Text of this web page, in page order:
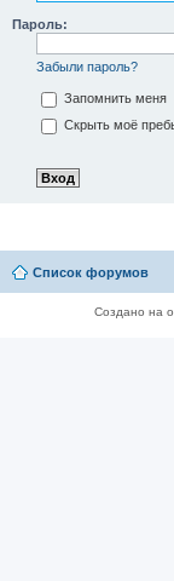
Пароль:
Забыли пароль?
Запомнить меня
Скрыть моё
Список форумов
Создано на